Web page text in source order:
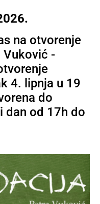
na otvorenje
Vuković -
4. lipnja u 19
do
dan od 17h do